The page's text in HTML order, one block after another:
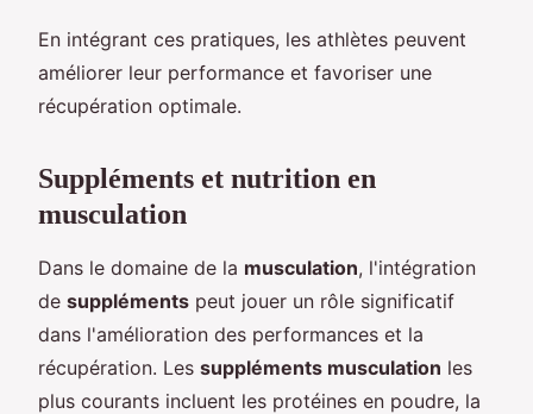
En intégrant ces pratiques, les athlètes peuvent
améliorer leur performance et favoriser une
récupération optimale.
Suppléments et nutrition en
musculation
Dans le domaine de la musculation, l'intégration
de suppléments peut jouer un rôle significatif
dans l'amélioration des performances et la
récupération. Les suppléments musculation les
plus courants incluent les protéines en poudre, la